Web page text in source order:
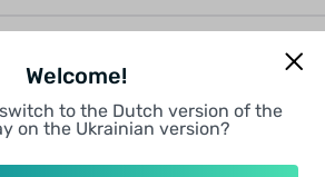
ПРО ЦЕЙ ТОВАР
ВІДГУК
Welcome!
to the Dutch version of the
on the Ukrainian version?